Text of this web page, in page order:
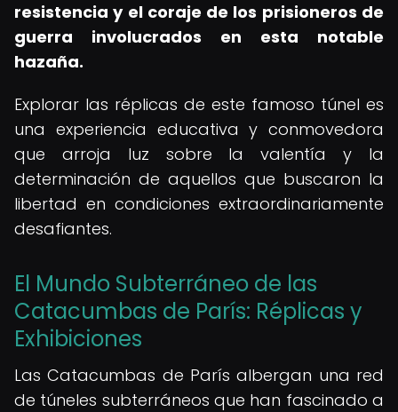
resistencia y el coraje de los prisioneros de
guerra involucrados en esta notable
hazaña.
Explorar las réplicas de este famoso túnel es
una experiencia educativa y conmovedora
que arroja luz sobre la valentía y la
determinación de aquellos que buscaron la
libertad en condiciones extraordinariamente
desafiantes.
El Mundo Subterráneo de las
Catacumbas de París: Réplicas y
Exhibiciones
Las Catacumbas de París albergan una red
de túneles subterráneos que han fascinado a